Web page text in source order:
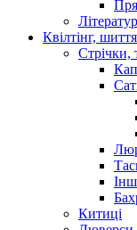
Квілтінг, шиття
Стрічки,
Китиці